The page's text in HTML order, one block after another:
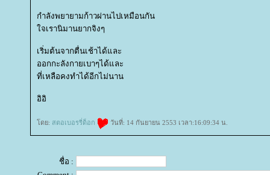
กำลังพยายามก้าวผ่านไปเหมือนกัน
จเรานิมานยากจิงๆ
เริ่มต้นจากตื่นเช้าได้และ
ออกกะลังกายเบาๆได้และ
ที่เหลือคงทำได้อีกไม่นาน
อิอิ
ดย: สตอเบอรรี่ด็อก วันที่: 14 กันยายน 2553 เวลา:16:09:34 น.
ชื่อ :